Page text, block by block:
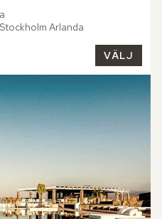
Arlanda
VÄLJ